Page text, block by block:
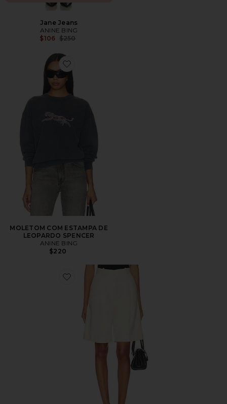
Jane Jeans
ANINE BING
$106 Previous price:
$250
Favorite MOLETOM COM ESTAMPA DE LEOPARDO
MOLETOM COM ESTAMPA DE
LEOPARDO SPENCER
ANINE BING
$220
Favorite Bryson Short